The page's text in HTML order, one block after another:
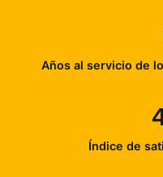
Años al servicio de
Índice de